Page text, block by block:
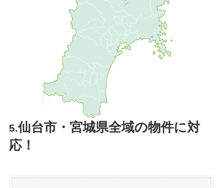
5.仙台市・宮城県全域の物件に対
応！